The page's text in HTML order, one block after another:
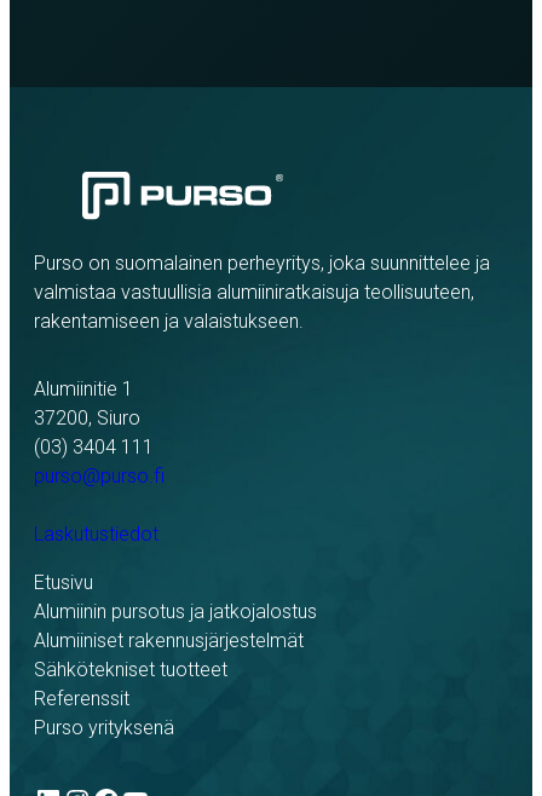
Purso on suomalainen perheyritys, joka suunnittelee ja
valmistaa vastuullisia alumiiniratkaisuja teollisuuteen,
rakentamiseen ja valaistukseen.
Alumiinitie 1
37200, Siuro
(03) 3404 111
purso@purso.fi
Laskutustiedot
Etusivu
Alumiinin pursotus ja jatkojalostus
Alumiiniset rakennusjärjestelmät
Sähkötekniset tuotteet
Referenssit
Purso yrityksenä